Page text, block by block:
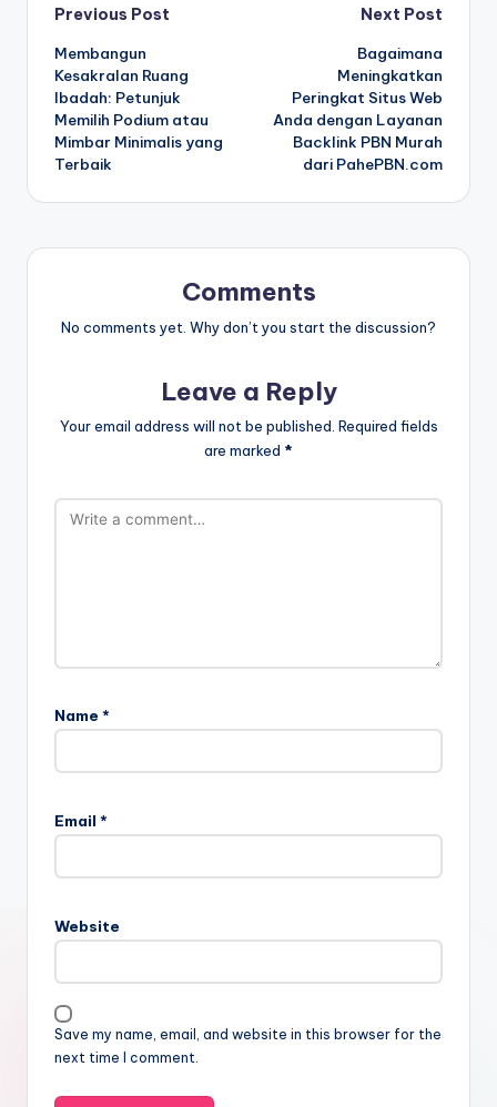
Post
navigation
Previous Post
Membangun
Kesakralan Ruang
Ibadah: Petunjuk
Memilih Podium atau
Mimbar Minimalis yang
Terbaik
Next Post
Bagaimana
Meningkatkan
Peringkat Situs Web
Anda dengan Layanan
Backlink PBN Murah
dari PahePBN.com
Comments
No comments yet. Why don’t you start the discussion?
Leave a Reply
Your email address will not be published. Required fields
are marked *
Name *
Email *
Website
Save my name, email, and website in this browser for the
next time I comment.